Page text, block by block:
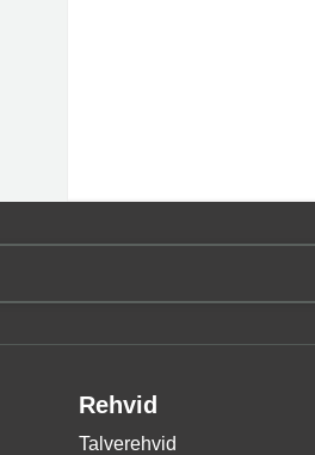
Rehvid
Talverehvid